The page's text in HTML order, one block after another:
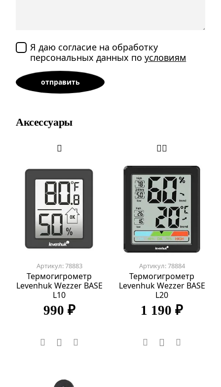
Я даю согласие на обработку
персональных данных поусловиям
Аксессуары
Артикул: 78883
Термогигрометр
Levenhuk Wezzer BASE
L10
990 ₽
Артикул: 78884
Термогигрометр
Levenhuk Wezzer BASE
L20
1 190 ₽